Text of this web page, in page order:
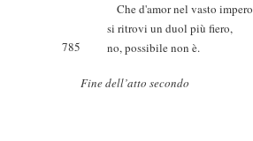
Che d'amor nel vasto impero
si ritrovi un duol più fiero,
785
no, possibile non è.
Fine dell’atto secondo